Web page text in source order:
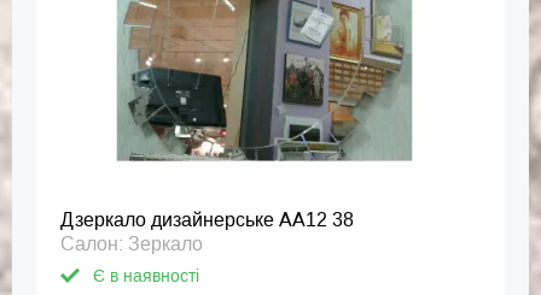
Дзеркало дизайнерське АА12 38
Салон: Зеркало
Є в наявності